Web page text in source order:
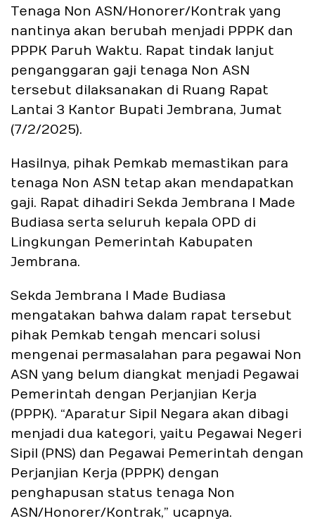
Tenaga Non ASN/Honorer/Kontrak yang
nantinya akan berubah menjadi PPPK dan
PPPK Paruh Waktu. Rapat tindak lanjut
penganggaran gaji tenaga Non ASN
tersebut dilaksanakan di Ruang Rapat
Lantai 3 Kantor Bupati Jembrana, Jumat
(7/2/2025).
Hasilnya, pihak Pemkab memastikan para
tenaga Non ASN tetap akan mendapatkan
gaji. Rapat dihadiri Sekda Jembrana I Made
Budiasa serta seluruh kepala OPD di
Lingkungan Pemerintah Kabupaten
Jembrana.
Sekda Jembrana I Made Budiasa
mengatakan bahwa dalam rapat tersebut
pihak Pemkab tengah mencari solusi
mengenai permasalahan para pegawai Non
ASN yang belum diangkat menjadi Pegawai
Pemerintah dengan Perjanjian Kerja
(PPPK). “Aparatur Sipil Negara akan dibagi
menjadi dua kategori, yaitu Pegawai Negeri
Sipil (PNS) dan Pegawai Pemerintah dengan
Perjanjian Kerja (PPPK) dengan
penghapusan status tenaga Non
ASN/Honorer/Kontrak,” ucapnya.